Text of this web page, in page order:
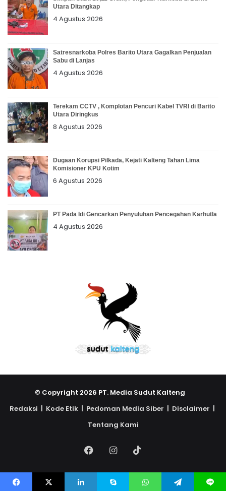
Utara Ditangkap
4 Agustus 2026
Satresnarkoba Polres Barito Utara Gagalkan Penjualan
Sabu di Lanjas
4 Agustus 2026
Terekam CCTV , Komplotan Pencuri Kabel TVRI di Barito
Utara Diringkus
8 Agustus 2026
Dugaan Korupsi Pilkada, Kejati Kalteng Tahan Lima
Komisioner KPU Kotim
6 Agustus 2026
PT Pada Idi Gencarkan Penyuluhan Pencegahan Karhutla
4 Agustus 2026
© Copyright 2026 PT. Media Sudut Kalteng
Redaksi | Kode Etik | Pedoman Media Siber | Disclaimer |
Tentang Kami
FacebookInstagram